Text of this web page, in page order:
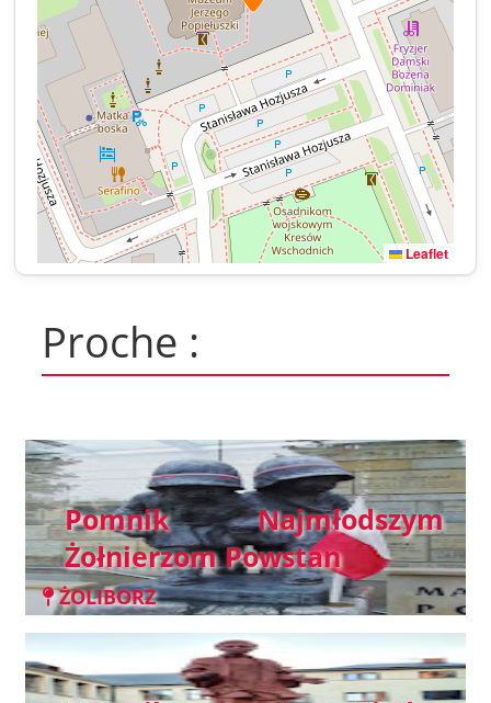
Leaflet
Proche :
Pomnik Najmłodszym
Żołnierzom Powstan
ŻOLIBORZ